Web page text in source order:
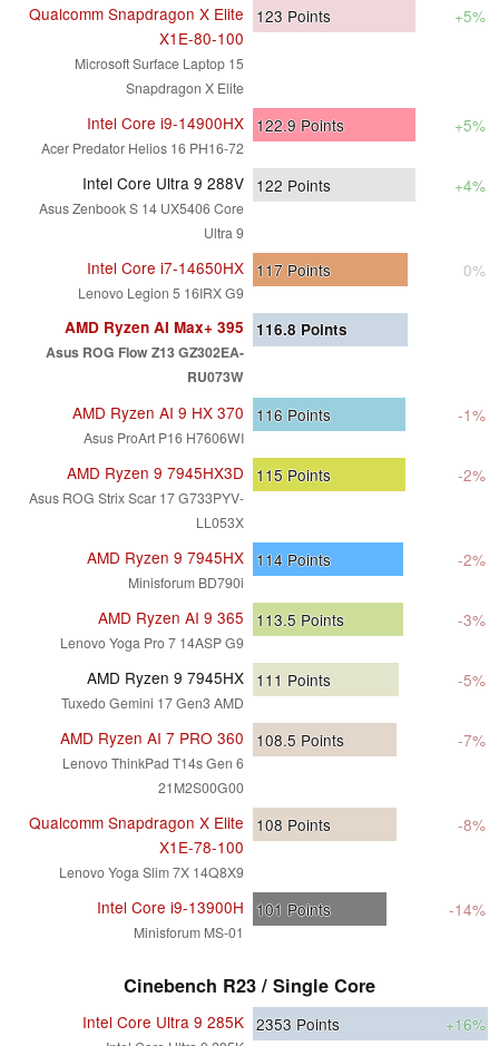
Qualcomm Snapdragon X Elite
X1E-80-100
Microsoft Surface Laptop 15
Snapdragon X Elite
123 Points +5%
Intel Core i9-14900HX
Acer Predator Helios 16 PH16-72
122.9 Points +5%
Intel Core Ultra 9 288V
Asus Zenbook S 14 UX5406 Core
Ultra 9
122 Points +4%
Intel Core i7-14650HX
Lenovo Legion 5 16IRX G9
117 Points 0%
AMD Ryzen AI Max+ 395
Asus ROG Flow Z13 GZ302EA-
RU073W
116.8 Points
AMD Ryzen AI 9 HX 370
Asus ProArt P16 H7606WI
116 Points -1%
AMD Ryzen 9 7945HX3D
Asus ROG Strix Scar 17 G733PYV-
LL053X
115 Points -2%
AMD Ryzen 9 7945HX
Minisforum BD790i
114 Points -2%
AMD Ryzen AI 9 365
Lenovo Yoga Pro 7 14ASP G9
113.5 Points -3%
AMD Ryzen 9 7945HX
Tuxedo Gemini 17 Gen3 AMD
111 Points -5%
AMD Ryzen AI 7 PRO 360
Lenovo ThinkPad T14s Gen 6
21M2S00G00
108.5 Points -7%
Qualcomm Snapdragon X Elite
X1E-78-100
Lenovo Yoga Slim 7X 14Q8X9
108 Points -8%
Intel Core i9-13900H
Minisforum MS-01
101 Points -14%
Cinebench R23 / Single Core
Intel Core Ultra 9 285K 2353 Points +16%